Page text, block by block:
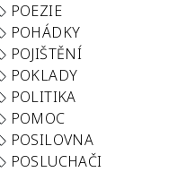
POEZIE
POHÁDKY
POJIŠTĚNÍ
POKLADY
POLITIKA
POMOC
POSILOVNA
POSLUCHAČI